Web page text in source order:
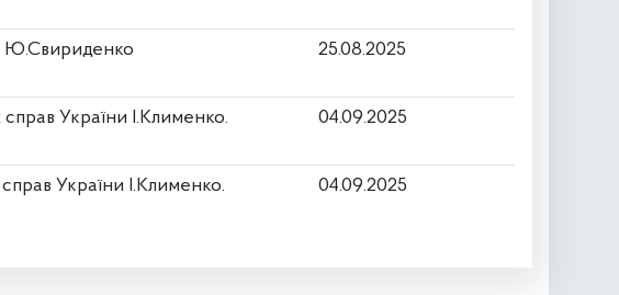
Ю.Свириденко
25.08.2025
України І.Клименко.
04.09.2025
України І.Клименко.
04.09.2025